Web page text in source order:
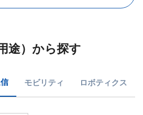
途）から探す
モビリティ ロボティクス